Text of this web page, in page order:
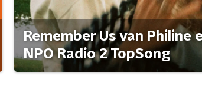
Remember Us van Philine
NPO Radio 2 TopSong